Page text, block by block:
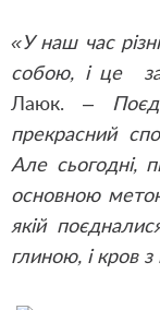
«У наш час
собою, і це
Лаюк. –
прекрасний
Але сьогодні,
основною
якій
глиною, і кров